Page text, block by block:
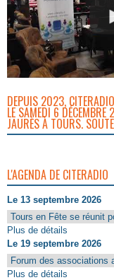
DEPUIS 2023,
LE SAMEDI 6
JAURÈS À TOURS.
L'AGENDA DE CITERADIO
Le 13 septembre 2026
Tours en Fête se réunit
Plus de détails
Le 19 septembre 2026
Forum des associations
Plus de détails